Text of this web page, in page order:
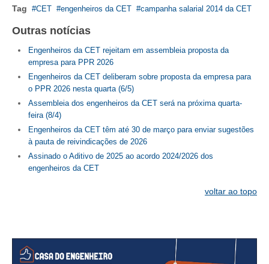
OPORTUNIDADES
APRESENTAÇÃO
EMPREGO E ESTÁGIO
CARREIRA
AUTÔNOMOS E SERVIÇOS
NEWSLETTER
GUIA DAS ENGENHARIAS
SEESP EDUCAÇÃO
Tag CET engenheiros da CET campanha salarial 2014 da CET
Outras notícias
Engenheiros da CET rejeitam em assembleia proposta da
empresa para PPR 2026
Engenheiros da CET deliberam sobre proposta da empresa para
o PPR 2026 nesta quarta (6/5)
Assembleia dos engenheiros da CET será na próxima quarta-
feira (8/4)
Engenheiros da CET têm até 30 de março para enviar sugestões
à pauta de reivindicações de 2026
Assinado o Aditivo de 2025 ao acordo 2024/2026 dos
engenheiros da CET
voltar ao topo